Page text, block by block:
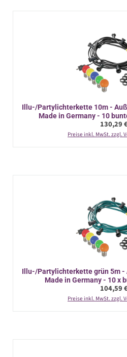
Illu-/Partylichterkette 10m -
Made in Germany - 10
130,29
Preise inkl. MwSt. zzgl.
Illu-/Partylichterkette grün 5m
Made in Germany - 10 x
104,59
Preise inkl. MwSt. zzgl.